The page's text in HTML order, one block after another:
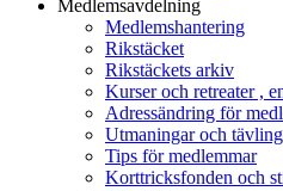
Medlemsavdelning
Medlemshantering
Rikstäcket
Rikstäckets arkiv
Kurser och retreater ,
Adressändring för
Utmaningar och
Tips för medlemmar
Korttricksfonden och